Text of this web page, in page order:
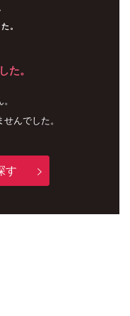
。
た。
んでした。
す